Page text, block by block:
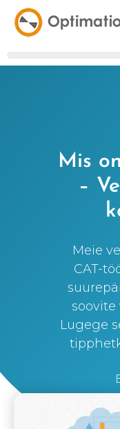
Mis
–
Meie
CAT-
soovite
Lugege